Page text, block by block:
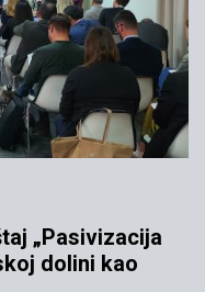
„Pasivizacija
dolini kao